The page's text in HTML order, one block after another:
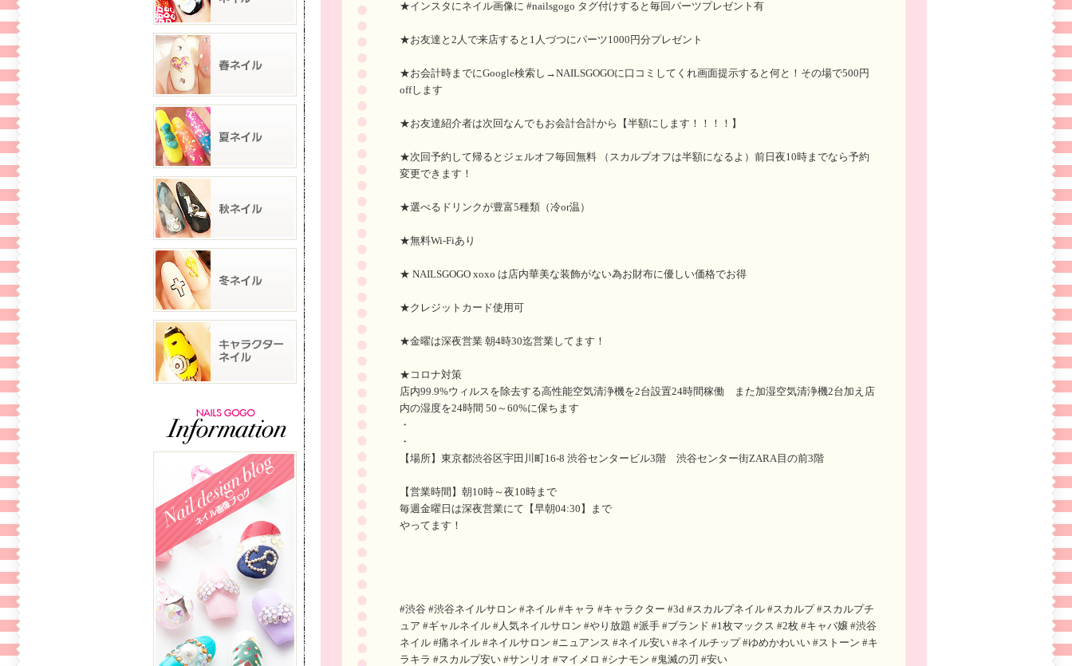
★インスタにネイル画像に #nailsgogo タグ付けすると毎回パーツプレゼント有
★お友達と2人で来店すると1人づつにパーツ1000円分プレゼント
★お会計時までにGoogle検索し→NAILSGOGOに口コミしてくれ画面提示すると何と！その場で500円
offします
★お友達紹介者は次回なんでもお会計合計から【半額にします！！！！】
★次回予約して帰るとジェルオフ毎回無料 （スカルプオフは半額になるよ）前日夜10時までなら予約
変更できます！
★選べるドリンクが豊富5種類（冷or温）
★無料Wi-Fiあり
★ NAILSGOGO xoxo は店内華美な装飾がない為お財布に優しい価格でお得
★クレジットカード使用可
★金曜は深夜営業 朝4時30迄営業してます！
★コロナ対策
店内99.9%ウィルスを除去する高性能空気清浄機を2台設置24時間稼働 また加湿空気清浄機2台加え店
内の湿度を24時間 50～60%に保ちます
・
・
【場所】東京都渋谷区宇田川町16-8 渋谷センタービル3階 渋谷センター街ZARA目の前3階
【営業時間】朝10時～夜10時まで
毎週金曜日は深夜営業にて【早朝04:30】まで
やってます！
#渋谷 #渋谷ネイルサロン #ネイル #キャラ #キャラクター #3d #スカルプネイル #スカルプ #スカルプチ
ュア #ギャルネイル #人気ネイルサロン #やり放題 #派手 #ブランド #1枚マックス #2枚 #キャバ嬢 #渋谷
ネイル #痛ネイル #ネイルサロン #ニュアンス #ネイル安い #ネイルチップ #ゆめかわいい #ストーン #キ
ラキラ #スカルプ安い #サンリオ #マイメロ #シナモン #鬼滅の刃 #安い